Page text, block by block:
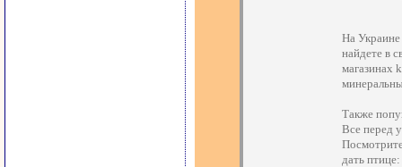
На Украине
найдете в
магазинах
Также
Все перед
дать птице: